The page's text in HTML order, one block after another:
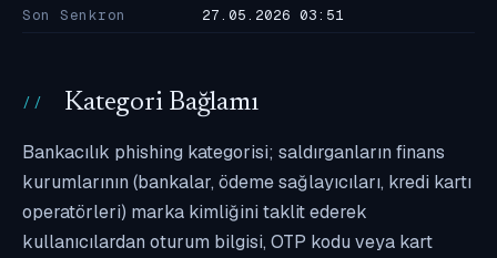
Son Senkron 27.05.2026 03:51
Kategori Bağlamı
Bankacılık phishing kategorisi; saldırganların finans
kurumlarının (bankalar, ödeme sağlayıcıları, kredi kartı
operatörleri) marka kimliğini taklit ederek
kullanıcılardan oturum bilgisi, OTP kodu veya kart